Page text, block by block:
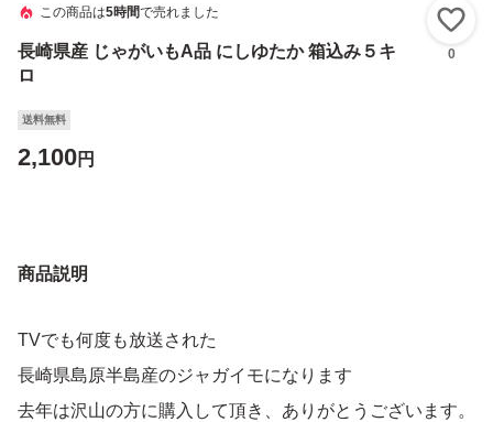
この商品は5時間で売れました
長崎県産 じゃがいもA品 にしゆたか 箱込み５キ
ロ
0
送料無料
2,100円
商品説明
TVでも何度も放送された
長崎県島原半島産のジャガイモになります
去年は沢山の方に購入して頂き、ありがとうございます。